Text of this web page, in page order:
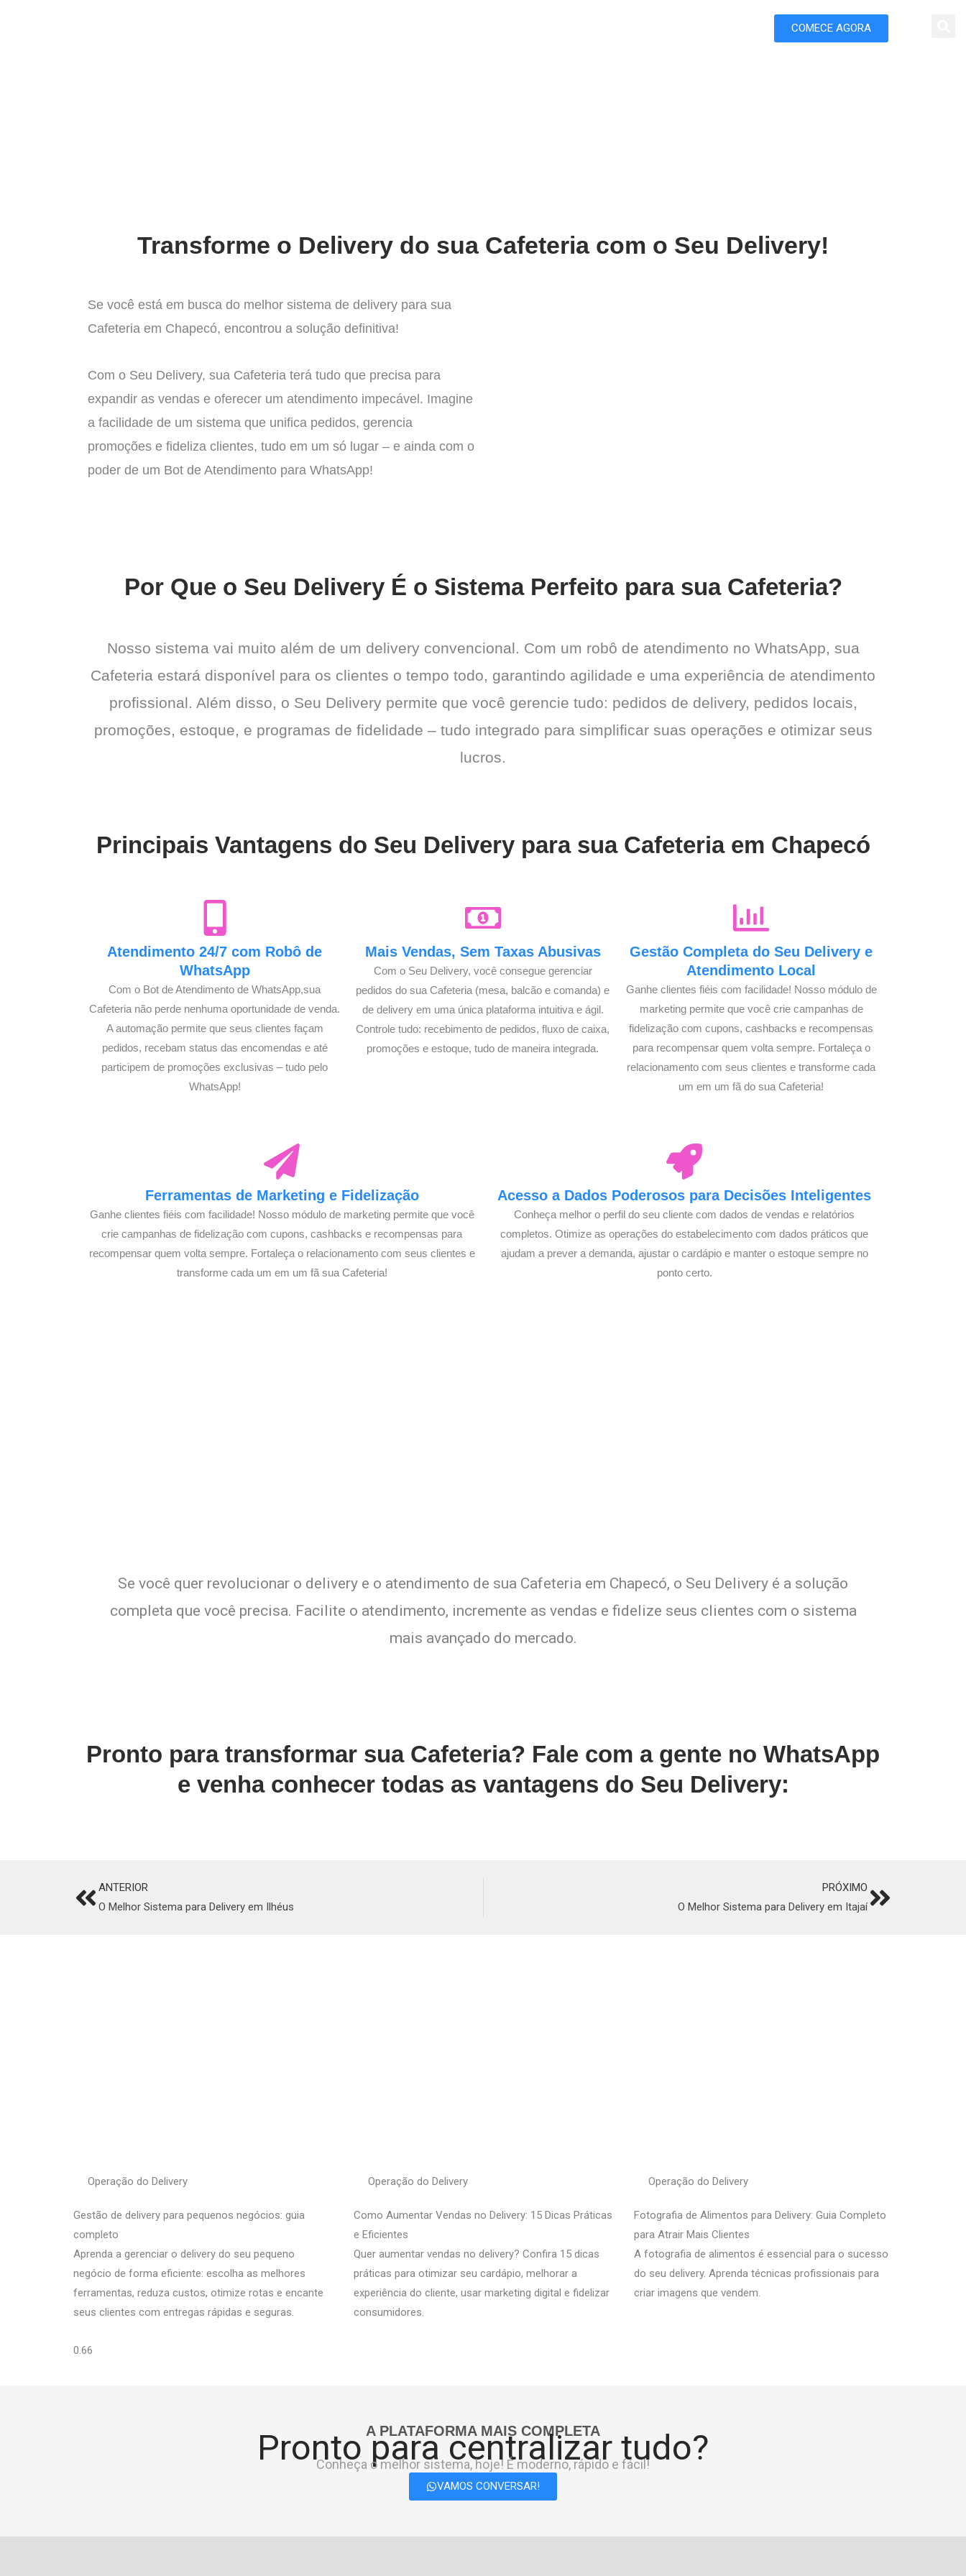
COMECE AGORA
Transforme o Delivery do sua Cafeteria com o Seu Delivery!
Se você está em busca do melhor sistema de delivery para sua
Cafeteria em Chapecó, encontrou a solução definitiva!
Com o Seu Delivery, sua Cafeteria terá tudo que precisa para
expandir as vendas e oferecer um atendimento impecável. Imagine
a facilidade de um sistema que unifica pedidos, gerencia
promoções e fideliza clientes, tudo em um só lugar – e ainda com o
poder de um Bot de Atendimento para WhatsApp!
Por Que o Seu Delivery É o Sistema Perfeito para sua Cafeteria?
Nosso sistema vai muito além de um delivery convencional. Com um robô de atendimento no WhatsApp, sua
Cafeteria estará disponível para os clientes o tempo todo, garantindo agilidade e uma experiência de atendimento
profissional. Além disso, o Seu Delivery permite que você gerencie tudo: pedidos de delivery, pedidos locais,
promoções, estoque, e programas de fidelidade – tudo integrado para simplificar suas operações e otimizar seus
lucros.
Principais Vantagens do Seu Delivery para sua Cafeteria em Chapecó
Atendimento 24/7 com Robô de
WhatsApp
Com o Bot de Atendimento de WhatsApp,sua
Cafeteria não perde nenhuma oportunidade de venda.
A automação permite que seus clientes façam
pedidos, recebam status das encomendas e até
participem de promoções exclusivas – tudo pelo
WhatsApp!
Mais Vendas, Sem Taxas Abusivas
Com o Seu Delivery, você consegue gerenciar
pedidos do sua Cafeteria (mesa, balcão e comanda) e
de delivery em uma única plataforma intuitiva e ágil.
Controle tudo: recebimento de pedidos, fluxo de caixa,
promoções e estoque, tudo de maneira integrada.
Gestão Completa do Seu Delivery e
Atendimento Local
Ganhe clientes fiéis com facilidade! Nosso módulo de
marketing permite que você crie campanhas de
fidelização com cupons, cashbacks e recompensas
para recompensar quem volta sempre. Fortaleça o
relacionamento com seus clientes e transforme cada
um em um fã do sua Cafeteria!
Ferramentas de Marketing e Fidelização
Ganhe clientes fiéis com facilidade! Nosso módulo de marketing permite que você
crie campanhas de fidelização com cupons, cashbacks e recompensas para
recompensar quem volta sempre. Fortaleça o relacionamento com seus clientes e
transforme cada um em um fã sua Cafeteria!
Acesso a Dados Poderosos para Decisões Inteligentes
Conheça melhor o perfil do seu cliente com dados de vendas e relatórios
completos. Otimize as operações do estabelecimento com dados práticos que
ajudam a prever a demanda, ajustar o cardápio e manter o estoque sempre no
ponto certo.
Se você quer revolucionar o delivery e o atendimento de sua Cafeteria em Chapecó, o Seu Delivery é a solução
completa que você precisa. Facilite o atendimento, incremente as vendas e fidelize seus clientes com o sistema
mais avançado do mercado.
Pronto para transformar sua Cafeteria? Fale com a gente no WhatsApp
e venha conhecer todas as vantagens do Seu Delivery:
PrevANTERIOR
O Melhor Sistema para Delivery em Ilhéus
PRÓXIMO
O Melhor Sistema para Delivery em ItajaíNext
Operação do Delivery
Gestão de delivery para pequenos negócios: guia
completo
Aprenda a gerenciar o delivery do seu pequeno
negócio de forma eficiente: escolha as melhores
ferramentas, reduza custos, otimize rotas e encante
seus clientes com entregas rápidas e seguras.
Operação do Delivery
Como Aumentar Vendas no Delivery: 15 Dicas Práticas
e Eficientes
Quer aumentar vendas no delivery? Confira 15 dicas
práticas para otimizar seu cardápio, melhorar a
experiência do cliente, usar marketing digital e fidelizar
consumidores.
Operação do Delivery
Fotografia de Alimentos para Delivery: Guia Completo
para Atrair Mais Clientes
A fotografia de alimentos é essencial para o sucesso
do seu delivery. Aprenda técnicas profissionais para
criar imagens que vendem.
A PLATAFORMA MAIS COMPLETA
Pronto para centralizar tudo?
Conheça o melhor sistema, hoje! É moderno, rápido e fácil!
VAMOS CONVERSAR!